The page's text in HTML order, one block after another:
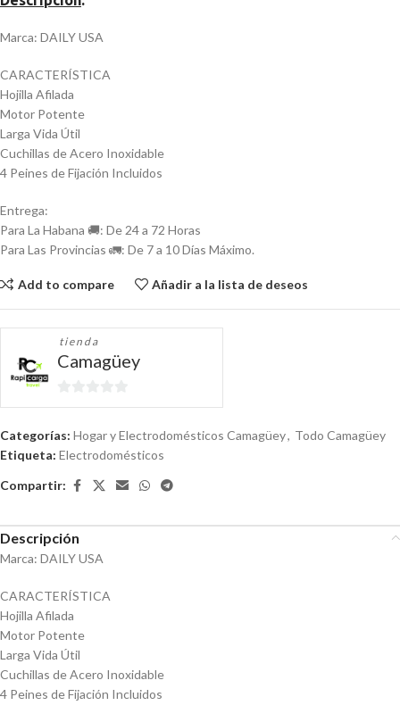
Marca: DAILY USA
CARACTERÍSTICA
Hojilla Afilada
Motor Potente
Larga Vida Útil
Cuchillas de Acero Inoxidable
4 Peines de Fijación Incluidos
Entrega:
Para La Habana 🚚: De 24 a 72 Horas
Para Las Provincias 🚛: De 7 a 10 Días Máximo.
Add to compare Añadir a la lista de deseos
tienda
Camagüey
0
Categorías: Hogar y Electrodomésticos Camagüey, Todo Camagüey
Etiqueta: Electrodomésticos
Compartir:
Descripción
Marca: DAILY USA
CARACTERÍSTICA
Hojilla Afilada
Motor Potente
Larga Vida Útil
Cuchillas de Acero Inoxidable
4 Peines de Fijación Incluidos